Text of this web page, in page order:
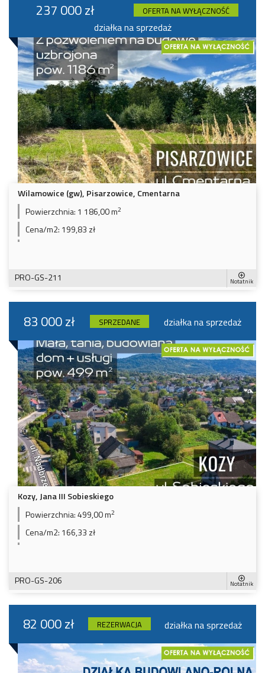
237 000 zł OFERTA NA WYŁĄCZNOŚĆ
działka na sprzedaż
Wilamowice (gw), Pisarzowice, Cmentarna
Powierzchnia: 1 186,00 m2
Cena/m2: 199,83 zł
PRO-GS-211 Notatnik
83 000 zł SPRZEDANE działka na sprzedaż
Kozy, Jana III Sobieskiego
Powierzchnia:499,00 m2
Cena/m2: 166,33 zł
PRO-GS-206 Notatnik
82 000 zł REZERWACJA działka na sprzedaż